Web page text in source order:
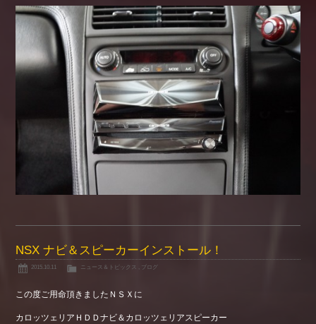
NSX ナビ＆スピーカーインストール！
2015.10.11 ニュース＆トピックス ブログ
この度ご用命頂きましたＮＳＸに
カロッツェリアＨＤＤナビ＆カロッツェリアスピーカー